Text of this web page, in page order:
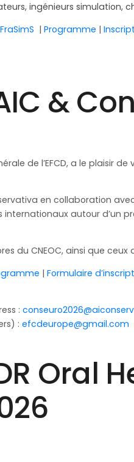
ingénieurs simulation,
| Programme |
&
de l’EFCD, a le plaisir
en collaboration
autour d’un
du CNEOC, ainsi que
| Formulaire
:
: efcdeurope@gmail.com
Oral